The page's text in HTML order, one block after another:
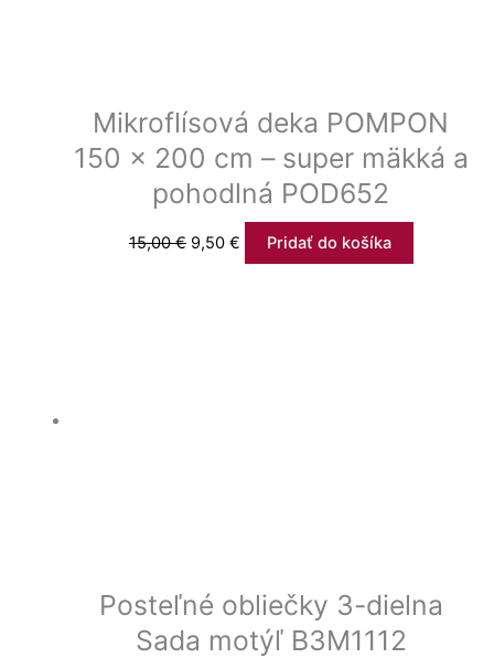
Mikroflísová deka POMPON
150 x 200 cm – super mäkká a
pohodlná POD652
15,00€ 9,50 € Pridať do košíka
Posteľné obliečky 3-dielna
Sada motýľ B3M1112